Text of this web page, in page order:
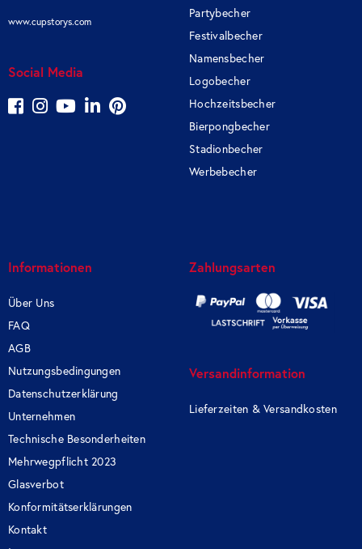
www.cupstorys.com
Social Media
Partybecher
Festivalbecher
Namensbecher
Logobecher
Hochzeitsbecher
Bierpongbecher
Stadionbecher
Werbebecher
Informationen
Über Uns
FAQ
AGB
Nutzungsbedingungen
Datenschutzerklärung
Unternehmen
Technische Besonderheiten
Mehrwegpflicht 2023
Glasverbot
Konformitätserklärungen
Kontakt
Zahlungsarten
Versandinformation
Lieferzeiten & Versandkosten